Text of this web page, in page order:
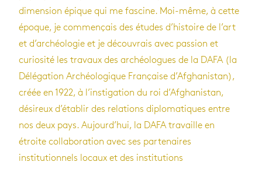
dimension épique qui me fascine. Moi-même, à cette
époque, je commençais des études d’histoire de l’art
et d’archéologie et je découvrais avec passion et
curiosité les travaux des archéologues de la DAFA (la
Délégation Archéologique Française d’Afghanistan),
créée en 1922, à l’instigation du roi d’Afghanistan,
désireux d’établir des relations diplomatiques entre
nos deux pays. Aujourd’hui, la DAFA travaille en
étroite collaboration avec ses partenaires
institutionnels locaux et des institutions